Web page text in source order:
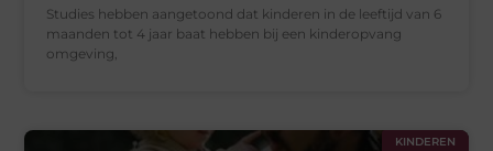
Studies hebben aangetoond dat kinderen in de leeftijd van 6
maanden tot 4 jaar baat hebben bij een kinderopvang
omgeving,
KINDEREN